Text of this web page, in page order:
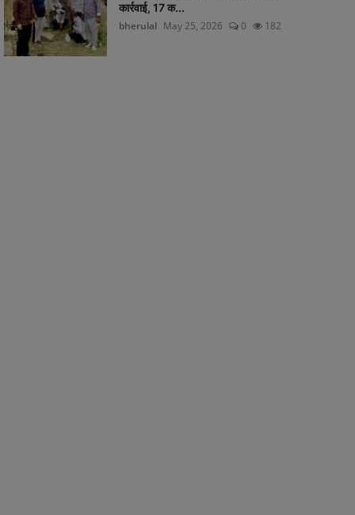
कार्रवाई, 17 क...
bherulal May 25, 2026 0 182